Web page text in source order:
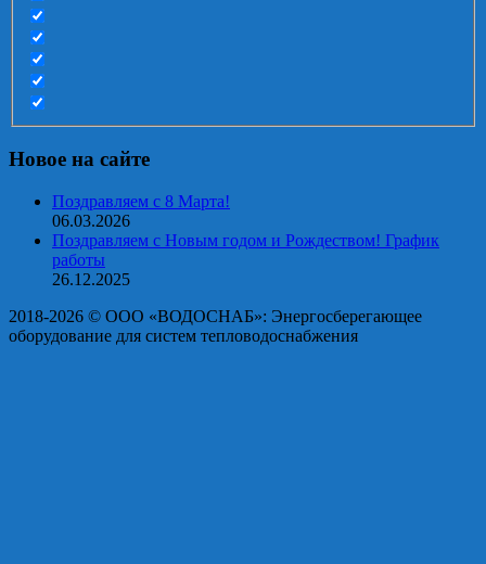
Новое на сайте
Поздравляем с 8 Марта!
06.03.2026
Поздравляем с Новым годом и Рождеством! График
работы
26.12.2025
2018-2026 © OOO «ВОДОСНАБ»: Энергосберегающее
оборудование для систем тепловодоснабжения